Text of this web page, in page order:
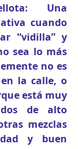
: Una
cuando
“vidilla” y
sea lo más
no es
la calle, o
está muy
de alto
mezclas
y buen